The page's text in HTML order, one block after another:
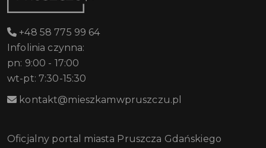
+48 58 775 99 64
Infolinia czynna:
pn: 9:00 - 17:00
wt-pt: 7:30-15:30
kontakt@mieszkamwpruszczu.pl
Oficjalny portal miasta Pruszcza Gdańskiego